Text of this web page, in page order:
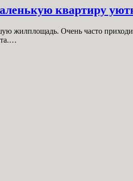
квартиру
жилплощадь. Очень часто